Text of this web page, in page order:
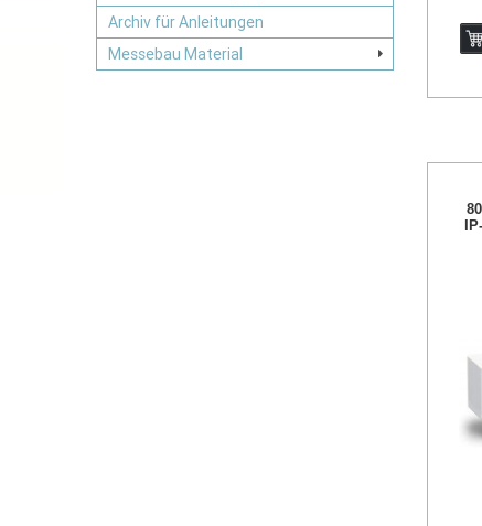
Archiv für Anleitungen
Messebau Material